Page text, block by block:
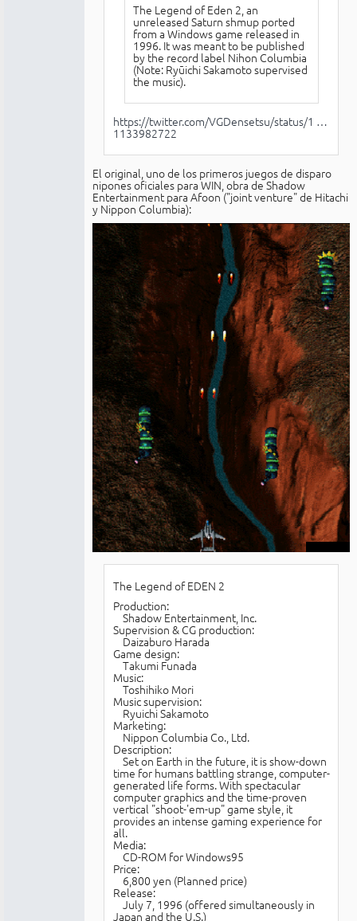
The Legend of Eden 2, an
unreleased Saturn shmup ported
from a Windows game released in
1996. It was meant to be published
by the record label Nihon Columbia
(Note: Ryūichi Sakamoto supervised
the music).
https://twitter.com/VGDensetsu/status/1 …
1133982722
El original, uno de los primeros juegos de disparo
nipones oficiales para WIN, obra de Shadow
Entertainment para Afoon ("joint venture" de Hitachi
y Nippon Columbia):
The Legend of EDEN 2
Production:
Shadow Entertainment, Inc.
Supervision & CG production:
Daizaburo Harada
Game design:
Takumi Funada
Music:
Toshihiko Mori
Music supervision:
Ryuichi Sakamoto
Marketing:
Nippon Columbia Co., Ltd.
Description:
Set on Earth in the future, it is show-down
time for humans battling strange, computer-
generated life forms. With spectacular
computer graphics and the time-proven
vertical "shoot-'em-up" game style, it
provides an intense gaming experience for
all.
Media:
CD-ROM for Windows95
Price:
6,800 yen (Planned price)
Release:
July 7, 1996 (offered simultaneously in
Japan and the U.S.)